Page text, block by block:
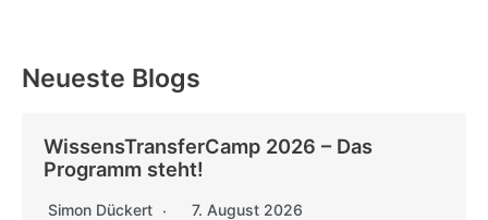
Neueste Blogs
WissensTransferCamp 2026 – Das
Programm steht!
Simon Dückert 7. August 2026